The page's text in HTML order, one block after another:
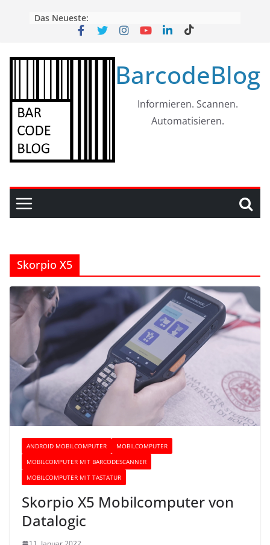
Das Neueste:
BarcodeBlog
Informieren. Scannen.
Automatisieren.
Skorpio X5
ANDROID MOBILCOMPUTER
MOBILCOMPUTER
MOBILCOMPUTER MIT BARCODESCANNER
MOBILCOMPUTER MIT TASTATUR
Skorpio X5 Mobilcomputer von
Datalogic